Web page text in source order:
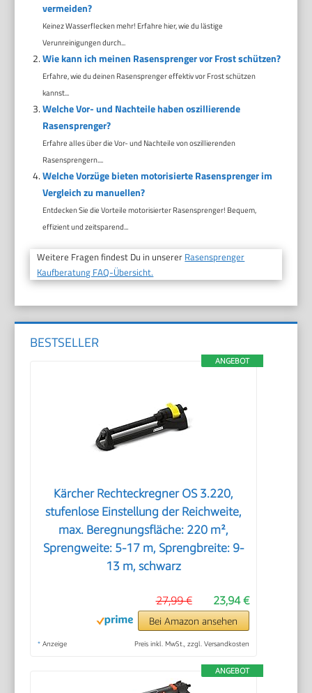
vermeiden?
Keinez Wasserflecken mehr! Erfahre hier, wie du lästige
Verunreinigungen durch...
Wie kann ich meinen Rasensprenger vor Frost schützen?
Erfahre, wie du deinen Rasensprenger effektiv vor Frost schützen
kannst...
Welche Vor- und Nachteile haben oszillierende
Rasensprenger?
Erfahre alles über die Vor- und Nachteile von oszillierenden
Rasensprengern....
Welche Vorzüge bieten motorisierte Rasensprenger im
Vergleich zu manuellen?
Entdecken Sie die Vorteile motorisierter Rasensprenger! Bequem,
effizient und zeitsparend...
Weitere Fragen findest Du in unserer Rasensprenger
Kaufberatung FAQ-Übersicht.
BESTSELLER
ANGEBOT
Kärcher Rechteckregner OS 3.220,
stufenlose Einstellung der Reichweite,
max. Beregnungsfläche: 220 m²,
Sprengweite: 5-17 m, Sprengbreite: 9-
13 m, schwarz
23,94 €
27,99 €
Bei Amazon ansehen
* Anzeige Preis inkl. MwSt., zzgl. Versandkosten
ANGEBOT